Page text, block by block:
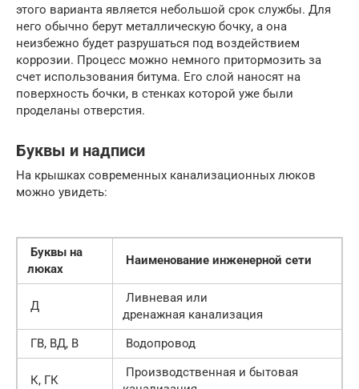
этого варианта является небольшой срок службы. Для
него обычно берут металлическую бочку, а она
неизбежно будет разрушаться под воздействием
коррозии. Процесс можно немного притормозить за
счет использования битума. Его слой наносят на
поверхность бочки, в стенках которой уже были
проделаны отверстия.
Буквы и надписи
На крышках современных канализационных люков
можно увидеть:
Буквы на
люках
Наименование инженерной сети
Д
Ливневая или
дренажная канализация
ГВ, ВД, В
Водопровод
К, ГК
Производственная и бытовая